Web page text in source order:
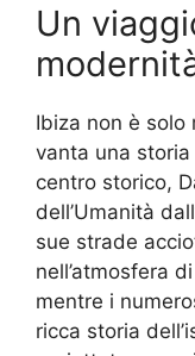
Un
Ibiza non è solo
vanta una
centro storico,
dell’Umanità
sue strade
nell’atmosfera
mentre i
ricca storia